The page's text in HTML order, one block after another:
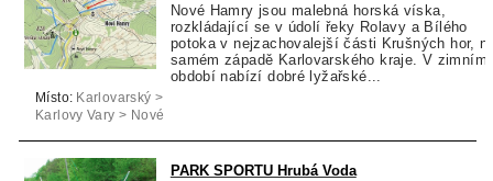
Nové Hamry jsou malebná horská víska,
rozkládající se v údolí řeky Rolavy a Bílého
potoka v nejzachovalejší části Krušných hor,
samém západě Karlovarského kraje. V zimním
období nabízí dobré lyžařské...
Místo: Karlovarský >
Karlovy Vary > Nové
PARK SPORTU Hrubá Voda